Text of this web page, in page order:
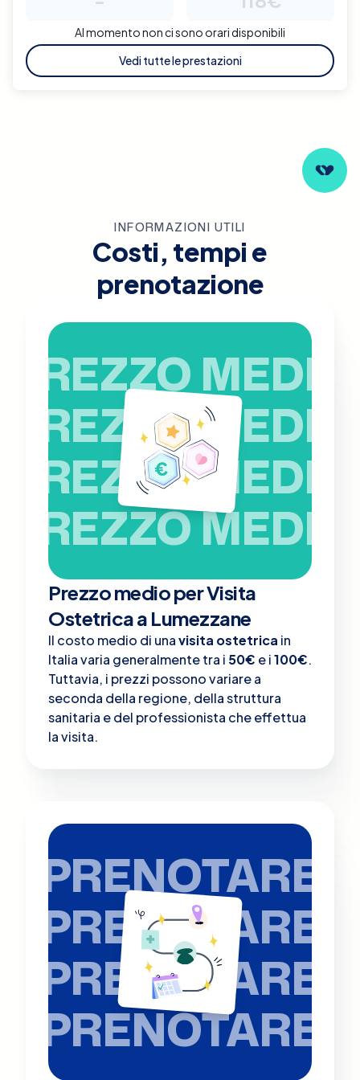
Al momento non ci sono orari disponibili
Vedi tutte le prestazioni
INFORMAZIONI UTILI
Costi, tempi e
prenotazione
PREZZO MEDIO
PREZZO MEDIO
PREZZO MEDIO
PREZZO MEDIO
Prezzo medio per Visita
Ostetrica a Lumezzane
Il costo medio di unavisita ostetrica in
Italia varia generalmente tra i 50€ e i100€.
Tuttavia, i prezzi possono variare a
seconda della regione, della struttura
sanitaria e del professionista che effettua
la visita.
PRENOTARE
PRENOTARE
PRENOTARE
PRENOTARE